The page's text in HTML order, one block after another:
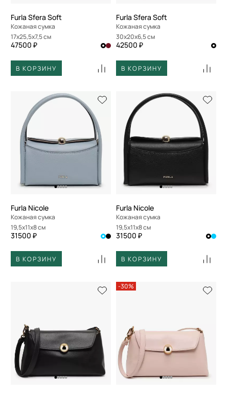
Furla Sfera Soft
Кожаная сумка
17x25,5x7,5 см
47500 ₽
В КОРЗИНУ
Furla Sfera Soft
Кожаная сумка
30x20x6,5 см
42500 ₽
В КОРЗИНУ
Furla Nicole
Кожаная сумка
19,5x11x8 см
31500 ₽
В КОРЗИНУ
Furla Nicole
Кожаная сумка
19,5x11x8 см
31500 ₽
В КОРЗИНУ
-30%